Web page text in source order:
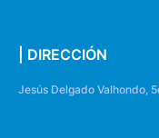
| DIRECCIÓN
Jesús Delgado Valhondo,